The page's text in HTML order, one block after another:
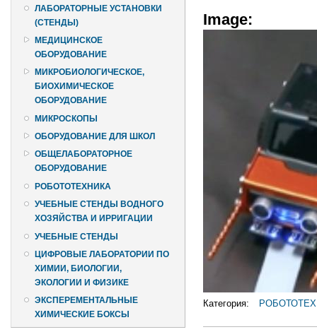
ЛАБОРАТОРНЫЕ УСТАНОВКИ
(СТЕНДЫ)
МЕДИЦИНСКОЕ
ОБОРУДОВАНИЕ
МИКРОБИОЛОГИЧЕСКОЕ,
БИОХИМИЧЕСКОЕ
ОБОРУДОВАНИЕ
МИКРОСКОПЫ
ОБОРУДОВАНИЕ ДЛЯ ШКОЛ
ОБЩЕЛАБОРАТОРНОЕ
ОБОРУДОВАНИЕ
РОБОТОТЕХНИКА
УЧЕБНЫЕ СТЕНДЫ ВОДНОГО
ХОЗЯЙСТВА И ИРРИГАЦИИ
УЧЕБНЫЕ СТЕНДЫ
ЦИФРОВЫЕ ЛАБОРАТОРИИ ПО
ХИМИИ, БИОЛОГИИ,
ЭКОЛОГИИ И ФИЗИКЕ
ЭКСПЕРЕМЕНТАЛЬНЫЕ
ХИМИЧЕСКИЕ БОКСЫ
Image:
Категория: